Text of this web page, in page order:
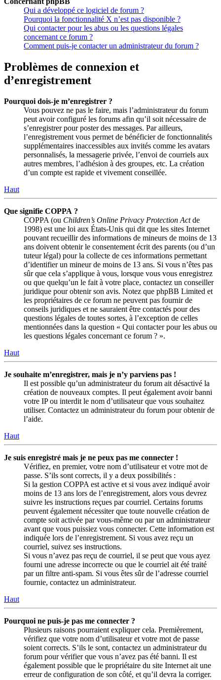
Qui a développé ce logiciel de forum ?
Pourquoi la fonctionnalité X n’est pas disponible ?
Qui contacter pour les abus ou les questions légales
concernant ce forum ?
Comment puis-je contacter un administrateur du forum ?
Problèmes de connexion et
d’enregistrement
Pourquoi dois-je m’enregistrer ?
Vous pouvez ne pas le faire, mais l’administrateur du forum
peut avoir configuré les forums afin qu’il soit nécessaire de
s’enregistrer pour poster des messages. Par ailleurs,
l’enregistrement vous permet de bénéficier de fonctionnalités
supplémentaires inaccessibles aux invités comme les avatars
personnalisés, la messagerie privée, l’envoi de courriels aux
autres membres, l’adhésion à des groupes, etc. La création
d’un compte est rapide et vivement conseillée.
Haut
Que signifie COPPA ?
COPPA (ou Children’s Online Privacy Protection Actde
1998) est une loi aux États-Unis qui dit que les sites Internet
pouvant recueillir des informations de mineurs de moins de 13
ans doivent obtenir le consentement écrit des parents (ou d’un
tuteur légal) pour la collecte de ces informations permettant
d’identifier un mineur de moins de 13 ans. Si vous n’êtes pas
sûr que cela s’applique à vous, lorsque vous vous enregistrez
ou que quelqu’un le fait à votre place, contactez un conseiller
juridique pour obtenir son avis. Notez que phpBB Limited et
les propriétaires de ce forum ne peuvent pas fournir de
conseils juridiques et ne sauraient être contactés pour des
questions légales de toutes sortes, à l’exception de celles
mentionnées dans la question « Qui contacter pour les abus ou
les questions légales concernant ce forum ? ».
Haut
Je souhaite m’enregistrer, mais je n’y parviens pas !
Il est possible qu’un administrateur du forum ait désactivé la
création de nouveaux comptes. Il peut également avoir banni
votre IP ou interdit le nom d’utilisateur que vous souhaitez
utiliser. Contactez un administrateur du forum pour obtenir de
l’aide.
Haut
Je suis enregistré mais je ne peux pas me connecter !
Vérifiez, en premier, votre nom d’utilisateur et votre mot de
passe. S’ils sont corrects, il y a deux possibilités :
Si la gestion COPPA est active et si vous avez indiqué avoir
moins de 13 ans lors de l’enregistrement, alors vous devrez
suivre les instructions reçues par courriel. Certains forums
peuvent également nécessiter que toute nouvelle création de
compte soit activée par vous-même ou par un administrateur
avant que vous puissiez vous connecter. Cette information est
indiquée lors de l’enregistrement. Si vous avez reçu un
courriel, suivez ses instructions.
Si vous n’avez pas reçu de courriel, il se peut que vous ayez
fourni une adresse incorrecte ou que le courriel ait été traité
par un filtre anti-spam. Si vous êtes sûr de l’adresse courriel
fournie, contactez un administrateur.
Haut
Pourquoi ne puis-je pas me connecter ?
Plusieurs raisons pourraient expliquer cela. Premièrement,
vérifiez que votre nom d’utilisateur et votre mot de passe
soient corrects. S’ils le sont, contactez un administrateur du
forum pour vérifier que vous n’avez pas été banni. Il est
également possible que le propriétaire du site Internet ait une
erreur de configuration de son côté, et qu’il devra la corriger.